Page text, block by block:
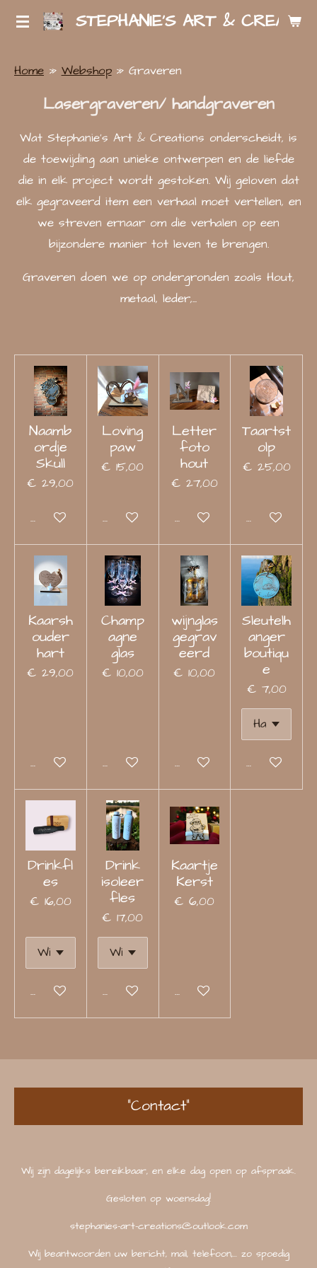
Ga
de
hoofdinhoud
STEPHANIE'S ART &
Home » Webshop » Graveren
Lasergraveren/ handgraveren
Wat Stephanie's Art & Creations onderscheidt, is
de toewijding aan unieke ontwerpen en de liefde
die in elk project wordt gestoken. Wij geloven dat
elk gegraveerd item een verhaal moet vertellen, en
we streven ernaar om die verhalen op een
bijzondere manier tot leven te brengen.
Graveren doen we op ondergronden zoals Hout,
metaal, leder,...
Naamb
ordje
Skull
€ 29,00
Bekijk details
Loving
paw
€ 15,00
Bekijk details
Letter
foto
hout
€ 27,00
Bekijk details
Taartst
olp
€ 25,00
Bekijk
Kaarsh
ouder
hart
€ 29,00
Bekijk details
Champ
agne
glas
€ 10,00
Bekijk details
wijnglas
gegrav
eerd
€ 10,00
Bekijk details
Sleutelh
anger
boutiqu
e
€ 7,00
Bekijk
Drinkfl
es
€ 16,00
Bekijk details
Drink
isoleer
fles
€ 17,00
Bekijk details
Kaartje
Kerst
€ 6,00
Bekijk details
"Contact"
Wij zijn dagelijks bereikbaar, en elke dag open op afspraak.
Gesloten op woensdag!
stephanies-art-creations@outlook.com
Wij beantwoorden uw bericht, mail, telefoon,... zo spoedig